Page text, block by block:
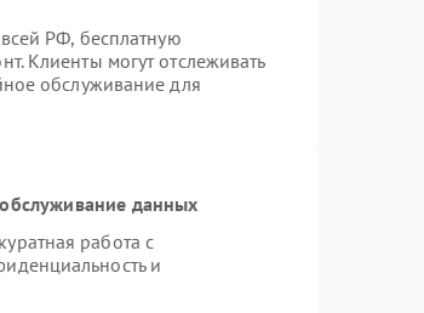
РФ, бесплатную
Клиенты могут отслеживать
обслуживание для
данных
работа с
и